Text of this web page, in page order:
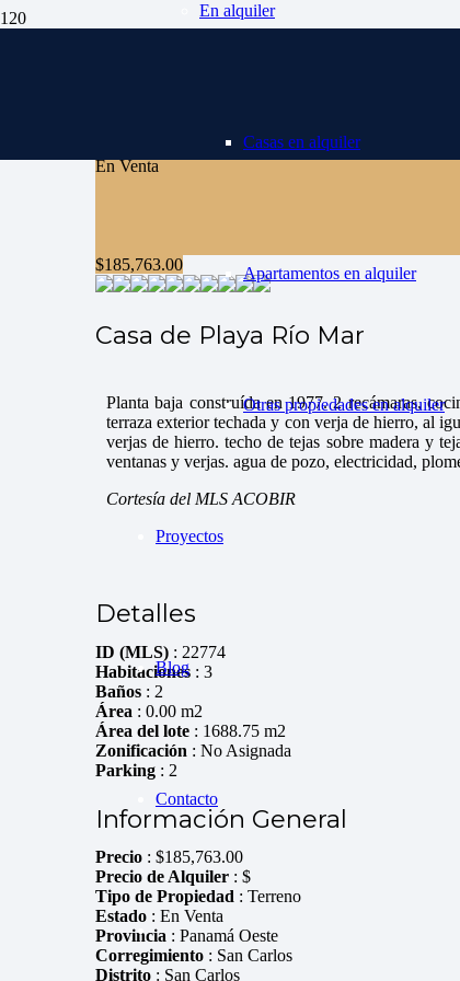
En alquiler
Casas en alquiler
Apartamentos en alquiler
Otras propiedades en alquiler
Proyectos
Blog
Contacto
En Venta
$185,763.00
Casa de Playa Río Mar
Planta baja construída en 1977. 2 recámaras,
terraza exterior techada y con verja de hierro, al
verjas de hierro. techo de tejas sobre madera y
ventanas y verjas. agua de pozo, electricidad,
Cortesía del MLS ACOBIR
Detalles
ID (MLS) : 22774
Habitaciones : 3
Baños : 2
Área : 0.00 m2
Área del lote : 1688.75 m2
Zonificación : No Asignada
Parking : 2
Información General
Precio : $185,763.00
Precio de Alquiler : $
Tipo de Propiedad : Terreno
Estado : En Venta
Provincia : Panamá Oeste
Corregimiento : San Carlos
Distrito : San Carlos